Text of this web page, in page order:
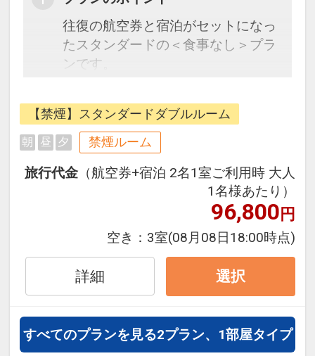
往復の航空券と宿泊がセットになっ
たスタンダードの＜食事なし＞プラ
ンです。
できるダイナミックパッケージだか
ら、一都市滞在はもちろん周遊旅行
にも最適！
旅行期間中の1泊だけの宿泊や延
泊・飛び泊なども自由自在です。
JALマイレージ会員の方にはフライ
トマイルが50%貯まります。
【禁煙】スタンダードダブルルーム
朝 昼 夕 禁煙ルーム
旅行代金 （航空券+宿泊 2名1室ご利用時 大人
1名様あたり）
96,800円
空き： 3室(08月08日18:00時点)
詳細 選択
すべてのプランを見る2プラン、1部屋タイプ